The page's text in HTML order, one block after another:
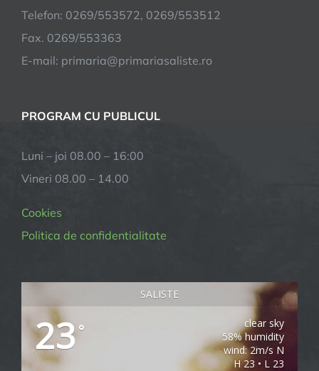
Telefon: 0269/553572, 0269/553512
Fax. 0269/553363
E-mail: primaria@primariasaliste.ro
PROGRAM CU PUBLICUL
Luni – joi 08.00 – 16:00
Vineri 08.00 – 14.00
Cookies
Politica de confidentialitate
SALISTE
23°
clear sky
58% humidity
wind: 2m/s N
H 23 • L 23